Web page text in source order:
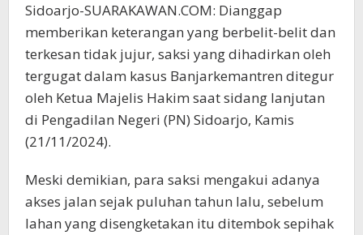
Sidoarjo-SUARAKAWAN.COM: Dianggap
memberikan keterangan yang berbelit-belit dan
terkesan tidak jujur, saksi yang dihadirkan oleh
tergugat dalam kasus Banjarkemantren ditegur
oleh Ketua Majelis Hakim saat sidang lanjutan
di Pengadilan Negeri (PN) Sidoarjo, Kamis
(21/11/2024).
Meski demikian, para saksi mengakui adanya
akses jalan sejak puluhan tahun lalu, sebelum
lahan yang disengketakan itu ditembok sepihak